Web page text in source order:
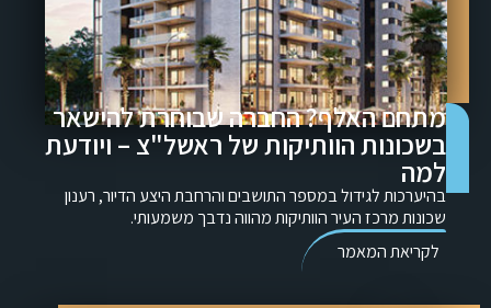
מתחם האלף? החברה שבוחרת להישאר
בשכונות הוותיקות של ראשל"צ – ויודעת
למה
בהיערכות לגידול במספר התושבים והרחבת היצע הדיור, רענון
שכונות מרכז העיר הוותיקות מהווה נדבך משמעותי.
לקריאת המאמר